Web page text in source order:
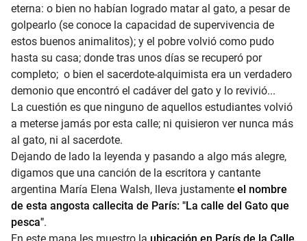
eterna: o bien no habían logrado matar al gato, a pesar de
golpearlo (se conoce la capacidad de supervivencia de
estos buenos animalitos); y el pobre volvió como pudo
hasta su casa; donde tras unos días se recuperó por
completo; o bien el sacerdote-alquimista era un verdadero
demonio que encontró el cadáver del gato y lo revivió...
La cuestión es que ninguno de aquellos estudiantes volvió
a meterse jamás por esta calle; ni quisieron ver nunca más
al gato, ni al sacerdote.
Dejando de lado la leyenda y pasando a algo más alegre,
digamos que una canción de la escritora y cantante
argentina María Elena Walsh, lleva justamente el nombre
de esta angosta callecita de París: "La calle del Gato que
pesca".